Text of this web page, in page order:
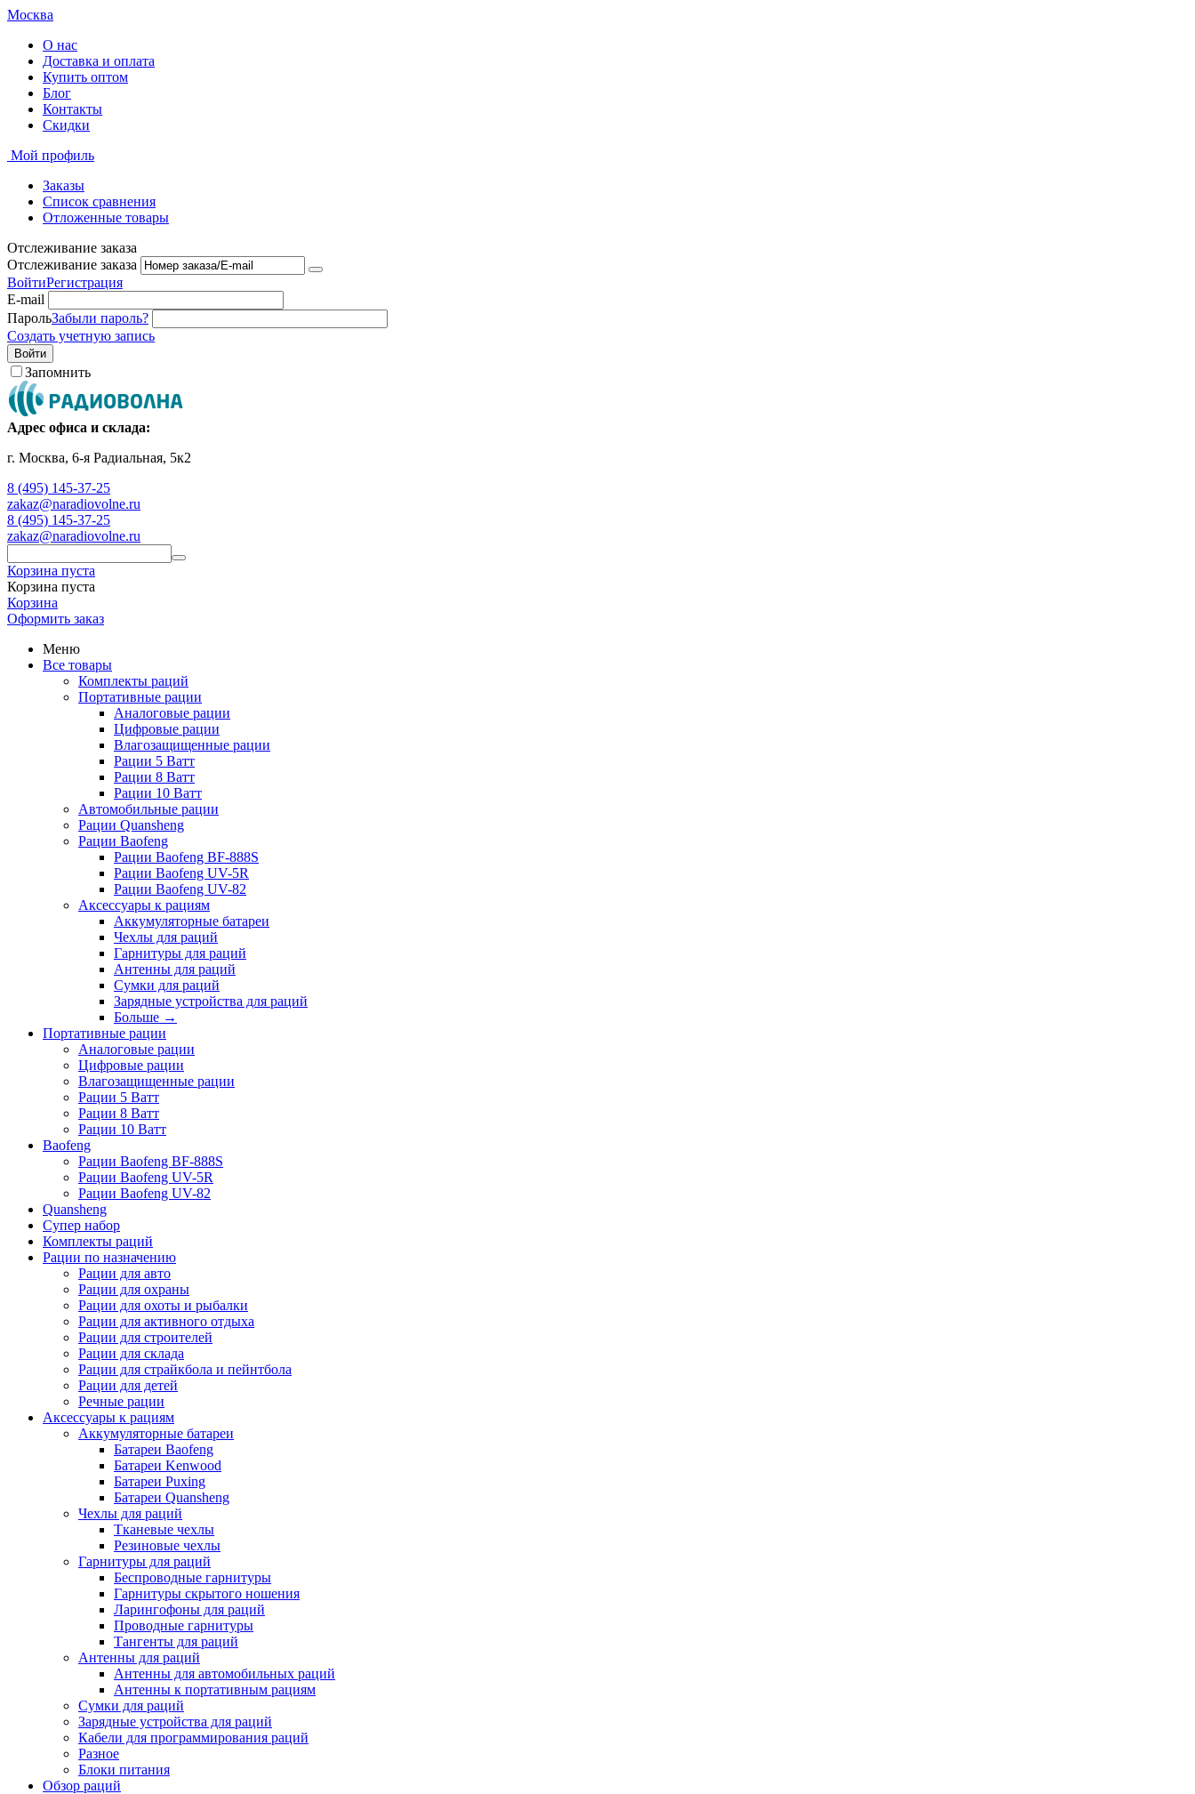
Москва
О нас
Доставка и оплата
Купить оптом
Блог
Контакты
Скидки
Мой профиль
Заказы
Список сравнения
Отложенные товары
Отслеживание заказа
Отслеживание заказа
ВойтиРегистрация
E-mail
ПарольЗабыли пароль?
Создать учетную запись
Войти
Запомнить
Адрес офиса и склада:
г. Москва, 6-я Радиальная, 5к2
8 (495) 145-37-25
zakaz@naradiovolne.ru
8 (495) 145-37-25
zakaz@naradiovolne.ru
Корзина пуста
Корзина пуста
Корзина
Оформить заказ
Меню
Все товары
Комплекты раций
Портативные рации
Аналоговые рации
Цифровые рации
Влагозащищенные рации
Рации 5 Ватт
Рации 8 Ватт
Рации 10 Ватт
Автомобильные рации
Рации Quansheng
Рации Baofeng
Рации Baofeng BF-888S
Рации Baofeng UV-5R
Рации Baofeng UV-82
Аксессуары к рациям
Аккумуляторные батареи
Чехлы для раций
Гарнитуры для раций
Антенны для раций
Сумки для раций
Зарядные устройства для раций
Больше →
Портативные рации
Аналоговые рации
Цифровые рации
Влагозащищенные рации
Рации 5 Ватт
Рации 8 Ватт
Рации 10 Ватт
Baofeng
Рации Baofeng BF-888S
Рации Baofeng UV-5R
Рации Baofeng UV-82
Quansheng
Супер набор
Комплекты раций
Рации по назначению
Рации для авто
Рации для охраны
Рации для охоты и рыбалки
Рации для активного отдыха
Рации для строителей
Рации для склада
Рации для страйкбола и пейнтбола
Рации для детей
Речные рации
Аксессуары к рациям
Аккумуляторные батареи
Батареи Baofeng
Батареи Kenwood
Батареи Puxing
Батареи Quansheng
Чехлы для раций
Тканевые чехлы
Резиновые чехлы
Гарнитуры для раций
Беспроводные гарнитуры
Гарнитуры скрытого ношения
Ларингофоны для раций
Проводные гарнитуры
Тангенты для раций
Антенны для раций
Антенны для автомобильных раций
Антенны к портативным рациям
Сумки для раций
Зарядные устройства для раций
Кабели для программирования раций
Разное
Блоки питания
Обзор раций